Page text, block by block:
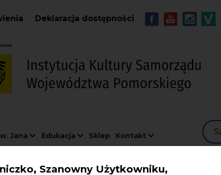
Szanowny Użytkowniku,
Deklaracja dostępności MENU -
Jana Edukacja Sklep Kontakt